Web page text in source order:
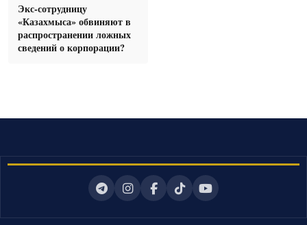
Экс-сотрудницу
«Казахмыса» обвиняют в
распространении ложных
сведений о корпорации?